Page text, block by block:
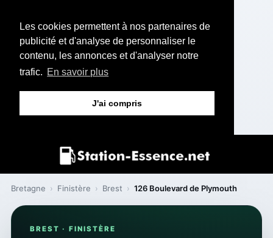
Les cookies permettent à nos partenaires de
publicité et d'analyse de personnaliser le
contenu, les annonces et d'analyser notre
trafic. En savoir plus
J'ai compris
Bretagne › Finistère › Brest › 126 Boulevard de Plymouth
BREST · FINISTÈRE